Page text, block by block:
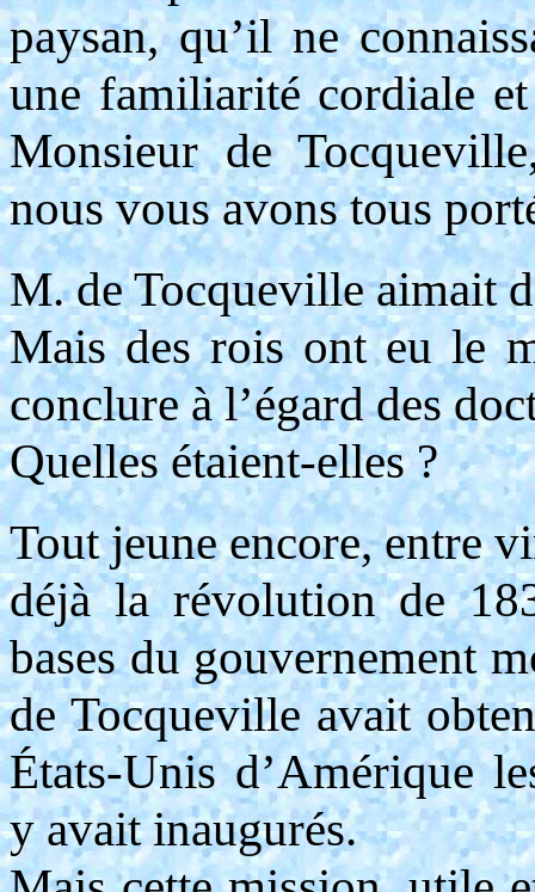
paysan, qu’il ne
une familiarité cordiale
Monsieur de
nous vous avons tous
M. de Tocqueville aimait
Mais des rois ont eu le
conclure à l’égard des
Quelles étaient-elles ?
Tout jeune encore, entre
déjà la révolution de
bases du gouvernement
de Tocqueville avait
États-Unis d’Amérique
y avait inaugurés.